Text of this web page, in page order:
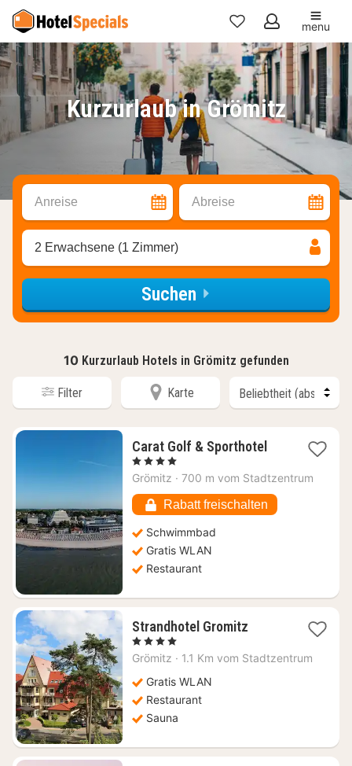
Meine
Favoriten
menu
Kurzurlaub in Grömitz
Anreise Abreise
2 Erwachsene (1 Zimmer)
Suchen
10 Kurzurlaub Hotels in Grömitz gefunden
Filter Karte
Carat Golf & Sporthotel1
ab
€
, 4 Sterne
Grömitz · 700 m vom Stadtzentrum
Rabatt freischalten
Schwimmbad
Gratis WLAN
Restaurant
Strandhotel Gromitz1
ab
, 4 Sterne
Grömitz · 1.1 Km vom Stadtzentrum
Gratis WLAN
Restaurant
Sauna